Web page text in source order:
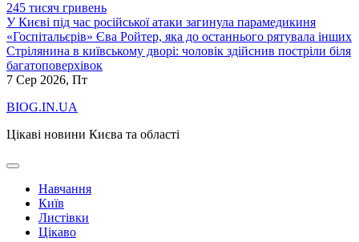
245 тисяч гривень
У Києві під час російської атаки загинула парамедикиня
«Госпітальєрів» Єва Ройтер, яка до останнього рятувала інших
Стрілянина в київському дворі: чоловік здійснив постріли біля
багатоповерхівок
7 Сер 2026, Пт
BIOG.IN.UA
Цікаві новини Києва та області
Навчання
Київ
Листівки
Цікаво